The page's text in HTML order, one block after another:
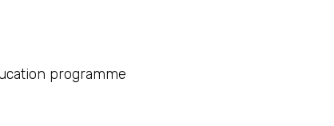
programme